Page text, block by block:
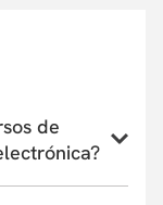
diferencia si la
se reserva el
de los
de